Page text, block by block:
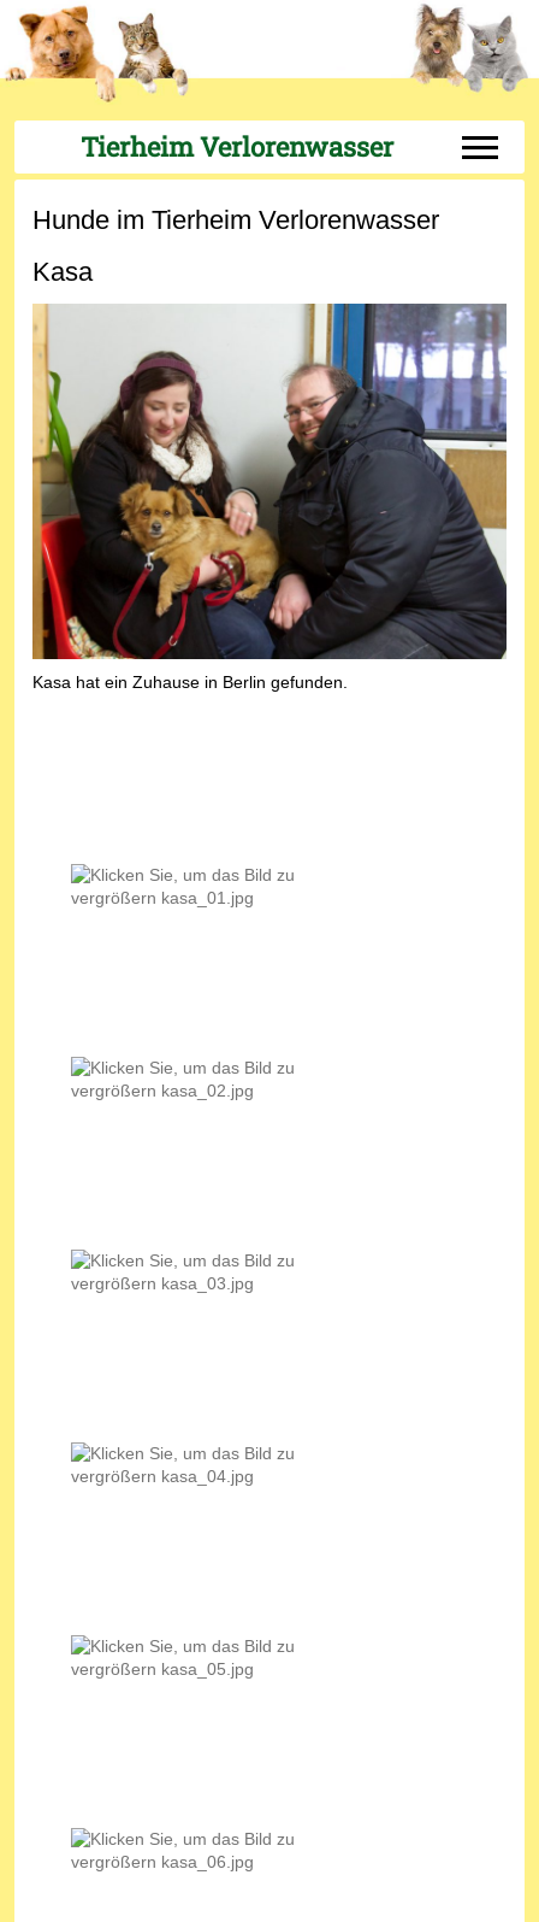
Tierheim Verlorenwasser Off-
Hunde im Tierheim Verlorenwasser
Kasa
Kasa hat ein Zuhause in Berlin gefunden.